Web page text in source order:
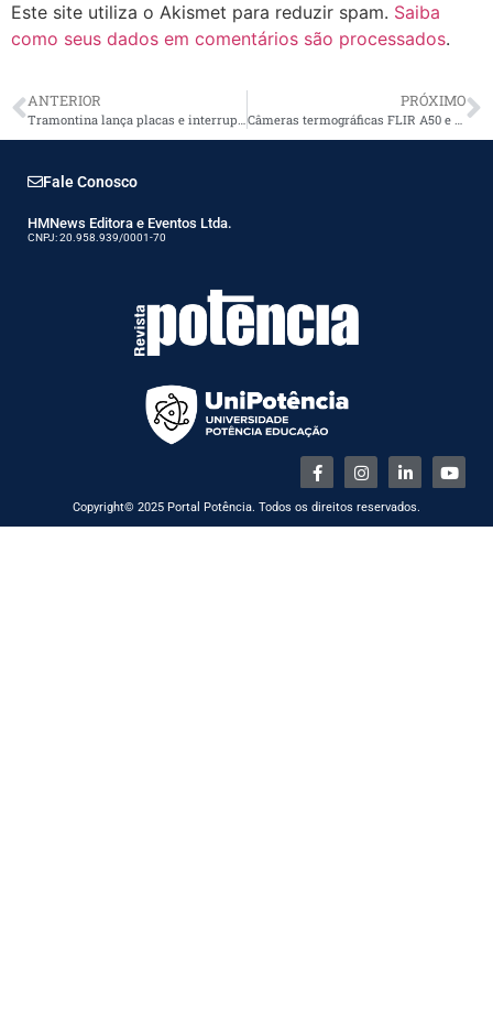
Este site utiliza o Akismet para reduzir spam. Saiba
como seus dados em comentários são processados.
ANTERIOR PRÓXIMO
Fale Conosco
HMNews Editora e Eventos Ltda.
CNPJ: 20.958.939/0001-70
Copyright© 2025 Portal Potência. Todos os direitos reservados.